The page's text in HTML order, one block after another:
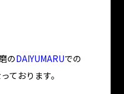
のDAIYUMARUでの
ております。